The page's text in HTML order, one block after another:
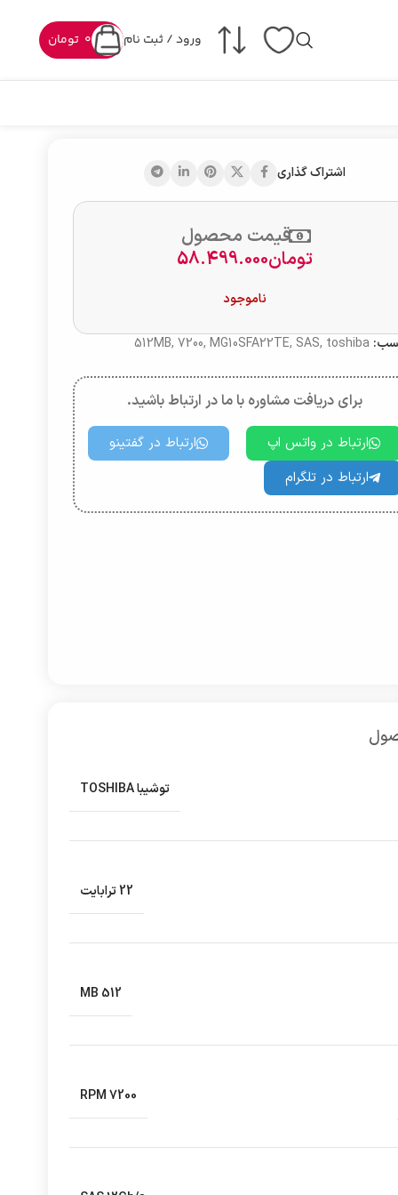
ورود / ثبت نام تومان 0
اشتراک گذاری
قیمت محصول
تومان58.499.000
ناموجود
512MB, 7200, MG10SFA22TE, SAS, toshiba
برای دریافت مشاوره با ما در ارتباط باشید.
ارتباط در واتس اپ
ارتباط در گفتینو
ارتباط در تلگرام
توشیبا TOSHIBA
22 ترابایت
512 MB
7200 RPM